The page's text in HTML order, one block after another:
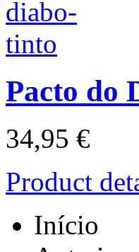
Pacto do
34,95 €
Product
Início